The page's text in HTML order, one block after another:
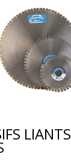
LIANTS